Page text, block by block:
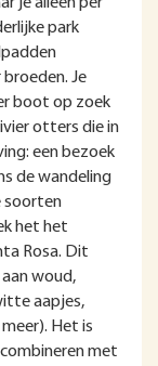
park
Je
boot op zoek
otters die in
een bezoek
de wandeling
soorten
het het
Rosa. Dit
woud,
aapjes,
Het is
met